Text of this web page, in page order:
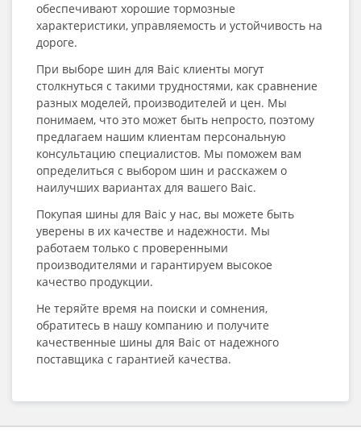
обеспечивают хорошие тормозные
характеристики, управляемость и устойчивость на
дороге.
При выборе шин для Baic клиенты могут
столкнуться с такими трудностями, как сравнение
разных моделей, производителей и цен. Мы
понимаем, что это может быть непросто, поэтому
предлагаем нашим клиентам персональную
консультацию специалистов. Мы поможем вам
определиться с выбором шин и расскажем о
наилучших вариантах для вашего Baic.
Покупая шины для Baic у нас, вы можете быть
уверены в их качестве и надежности. Мы
работаем только с проверенными
производителями и гарантируем высокое
качество продукции.
Не теряйте время на поиски и сомнения,
обратитесь в нашу компанию и получите
качественные шины для Baic от надежного
поставщика с гарантией качества.